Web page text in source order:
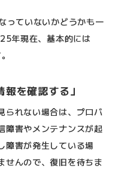
っていないかどうかも一
年現在、基本的には
を確認する」
られない場合は、プロバ
障害やメンテナンスが起
障害が発生している場
せんので、復旧を待ちま